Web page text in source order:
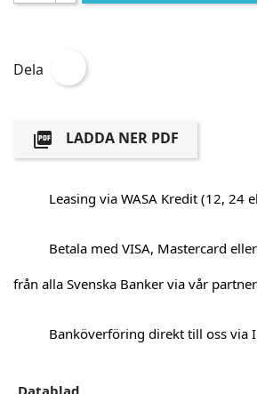
Dela
 LADDA NER PDF
Leasing via WASA Kredit (12, 24
Betala med VISA, Mastercard
från alla Svenska Banker via vår partner
Banköverföring direkt till oss via
Datablad